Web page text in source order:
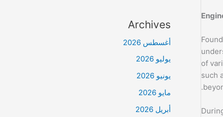
of
such
Archives
أغسطس 2026
يوليو 2026
يونيو 2026
مايو 2026
أبريل 2026